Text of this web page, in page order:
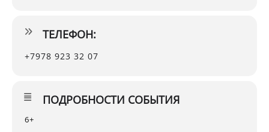
ТЕЛЕФОН:
+7978 923 32 07
ПОДРОБНОСТИ СОБЫТИЯ
6+